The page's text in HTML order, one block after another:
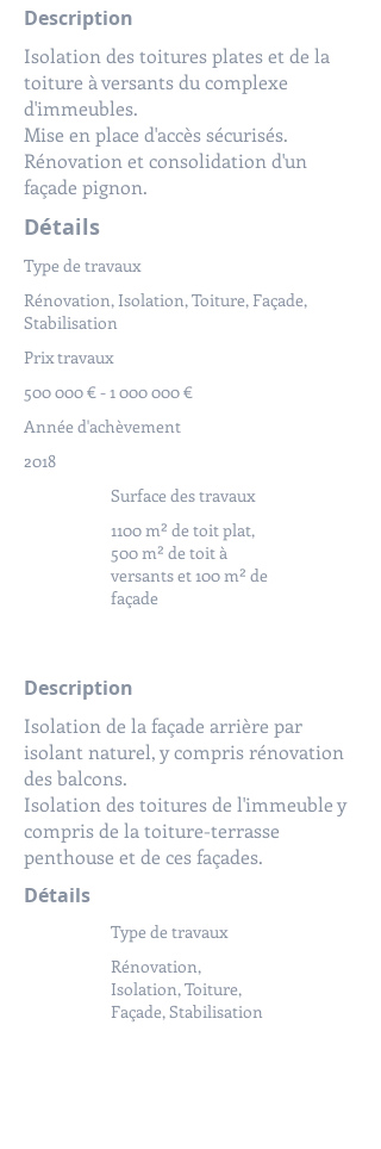
Description
Isolation des toitures plates et de la
toiture à versants du complexe
d'immeubles.
Mise en place d'accès sécurisés.
Rénovation et consolidation d'un
façade pignon.
Détails
Type de travaux
Rénovation, Isolation, Toiture, Façade,
Stabilisation
Prix travaux
500 000 € -1 000 000€
Année d'achèvement
2018
Surface des travaux
1100 m² de toit plat,
500 m² de toit à
versants et 100 m² de
façade
Description
Isolation de la façade arrière par
isolant naturel, y compris rénovation
des balcons.
Isolation des toitures de l'immeuble y
compris de la toiture-terrasse
penthouse et de ces façades.
Détails
Type de travaux
Rénovation,
Isolation, Toiture,
Façade, Stabilisation